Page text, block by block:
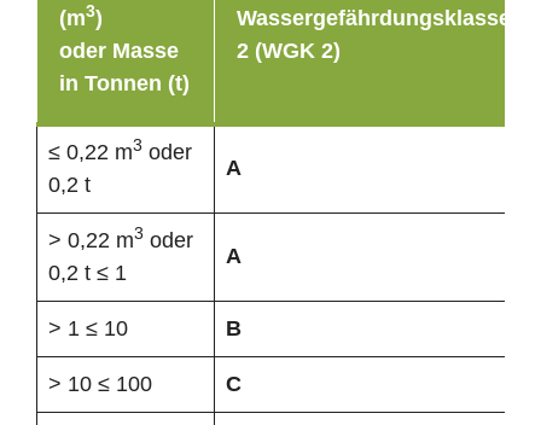
(m3)
oder Masse
in Tonnen (t)
Wassergefährdungsklasse
2 (WGK 2)
≤ 0,22 m3 oder
0,2 t
A
> 0,22 m3 oder
0,2 t ≤ 1
A
> 1 ≤ 10 B
> 10 ≤ 100 C